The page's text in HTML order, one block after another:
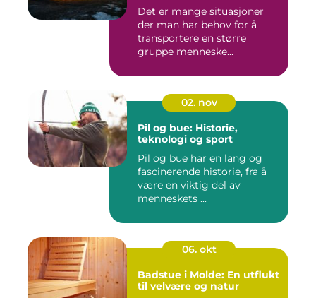
Det er mange situasjoner
der man har behov for å
transportere en større
gruppe menneske...
02. nov
Pil og bue: Historie,
teknologi og sport
Pil og bue har en lang og
fascinerende historie, fra å
være en viktig del av
menneskets ...
06. okt
Badstue i Molde: En utflukt
til velvære og natur